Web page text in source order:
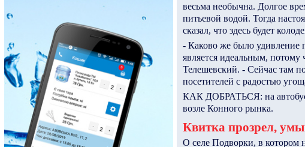
весьма необычна. Долгое
питьевой водой. Тогда
сказал, что здесь будет
- Каково же было удивление
является идеальным, потому
Телешевский. - Сейчас там
посетителей с радостью
КАК ДОБРАТЬСЯ: на
возле Конного рынка.
Квитка прозрел,
О селе Подворки, в котором